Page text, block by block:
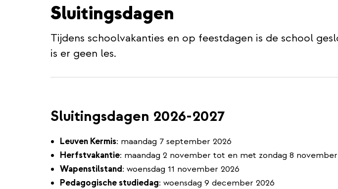
Sluitingsdagen
Tijdens schoolvakanties en op feestdagen is de school
is er geen les.
Sluitingsdagen 2026-2027
Leuven Kermis: maandag 7 september 2026
Herfstvakantie: maandag 2 november tot en met zondag 8
Wapenstilstand: woensdag 11 november 2026
Pedagogische studiedag: woensdag 9 december 2026